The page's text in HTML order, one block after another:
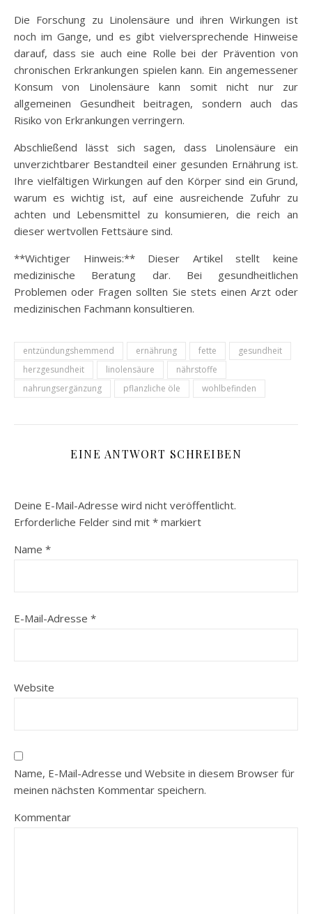
Die Forschung zu Linolensäure und ihren Wirkungen ist
noch im Gange, und es gibt vielversprechende Hinweise
darauf, dass sie auch eine Rolle bei der Prävention von
chronischen Erkrankungen spielen kann. Ein angemessener
Konsum von Linolensäure kann somit nicht nur zur
allgemeinen Gesundheit beitragen, sondern auch das
Risiko von Erkrankungen verringern.
Abschließend lässt sich sagen, dass Linolensäure ein
unverzichtbarer Bestandteil einer gesunden Ernährung ist.
Ihre vielfältigen Wirkungen auf den Körper sind ein Grund,
warum es wichtig ist, auf eine ausreichende Zufuhr zu
achten und Lebensmittel zu konsumieren, die reich an
dieser wertvollen Fettsäure sind.
**Wichtiger Hinweis:** Dieser Artikel stellt keine
medizinische Beratung dar. Bei gesundheitlichen
Problemen oder Fragen sollten Sie stets einen Arzt oder
medizinischen Fachmann konsultieren.
entzündungshemmend ernährung fette
gesundheit
herzgesundheit
linolensäure
nährstoffe
nahrungsergänzung
pflanzliche öle wohlbefinden
EINE ANTWORT SCHREIBEN
Deine E-Mail-Adresse wird nicht veröffentlicht.
Erforderliche Felder sind mit * markiert
Name *
E-Mail-Adresse *
Website
Name, E-Mail-Adresse und Website in diesem Browser für
meinen nächsten Kommentar speichern.
Kommentar